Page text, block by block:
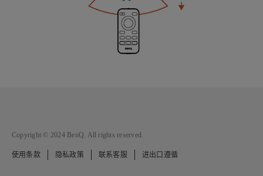
Copyright © 2024 BenQ. All rights reserved.
使用条款 隐私政策 联系客服 进出口遵循